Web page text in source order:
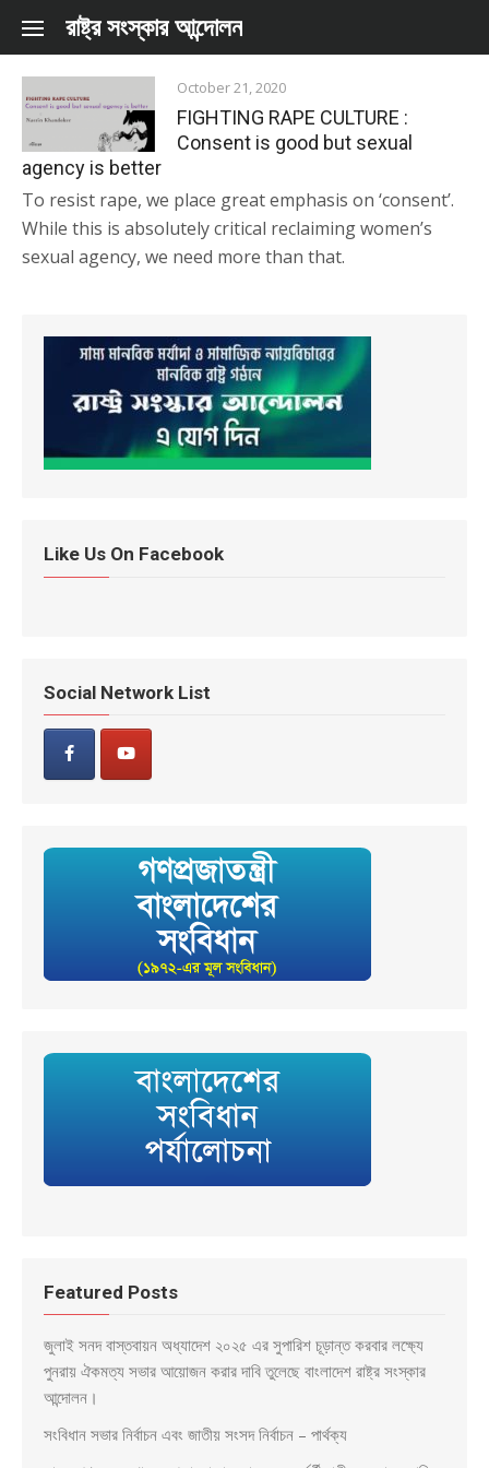
Skip to content
রাষ্ট্র সংস্কার আন্দোলন
October 21, 2020
FIGHTING RAPE CULTURE :
Consent is good but sexual
agency is better
To resist rape, we place great emphasis on ‘consent’.
While this is absolutely critical reclaiming women’s
sexual agency, we need more than that.
Like Us On Facebook
Social Network List
Featured Posts
জুলাই সনদ বাস্তবায়ন অধ্যাদেশ ২০২৫ এর সুপারিশ চূড়ান্ত করবার লক্ষ্যে
পুনরায় ঐকমত্য সভার আয়োজন করার দাবি তুলেছে বাংলাদেশ রাষ্ট্র সংস্কার
আন্দোলন।
সংবিধান সভার নির্বাচন এবং জাতীয় সংসদ নির্বাচন – পার্থক্য